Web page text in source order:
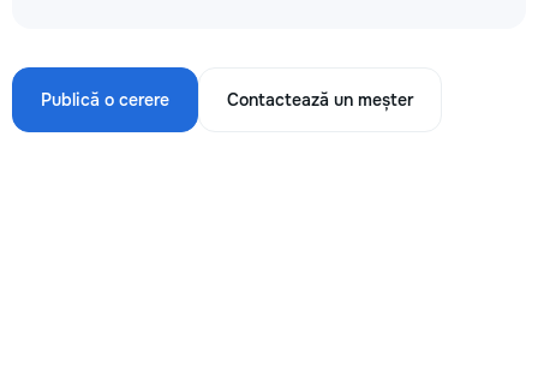
Publică o cerere Contactează un meșter